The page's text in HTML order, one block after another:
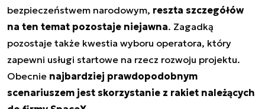
bezpieczeństwem narodowym, reszta szczegółów
na ten temat pozostaje niejawna. Zagadką
pozostaje także kwestia wyboru operatora, który
zapewni usługi startowe na rzecz rozwoju projektu.
Obecnie najbardziej prawdopodobnym
scenariuszem jest skorzystanie z rakiet należących